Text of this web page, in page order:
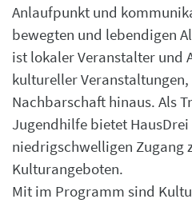
Anlaufpunkt und
bewegten und lebendigen
ist lokaler Veranstalter und
kultureller
Nachbarschaft hinaus. Als
Jugendhilfe bietet
niedrigschwelligen Zugang
Kulturangeboten.
Mit im Programm sind